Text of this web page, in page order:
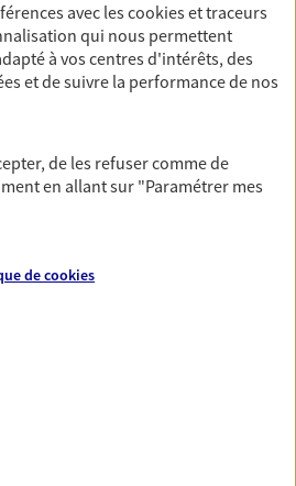
ce nouveau chapitre de
d'un expert. Découvrez
Epargne Retraite)
pour la retraite.
assurez-vous avec notre
Préservez vos proches en cas
avec lescookies et traceurs
qui nous permettent
à vos centres d'intérêts, des
et de suivre la performance de nos
de les refuser comme de
en allant sur "Paramétrer mes
decookies